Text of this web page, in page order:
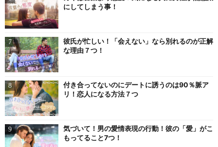
にしてしまう事！
彼氏が忙しい！「会えない」なら別れるのが正解
な理由７つ！
付き合ってないのにデートに誘うのは90％脈ア
リ！恋人になる方法７つ
気づいて！男の愛情表現の行動！彼の「愛」がこ
もってること7つ！